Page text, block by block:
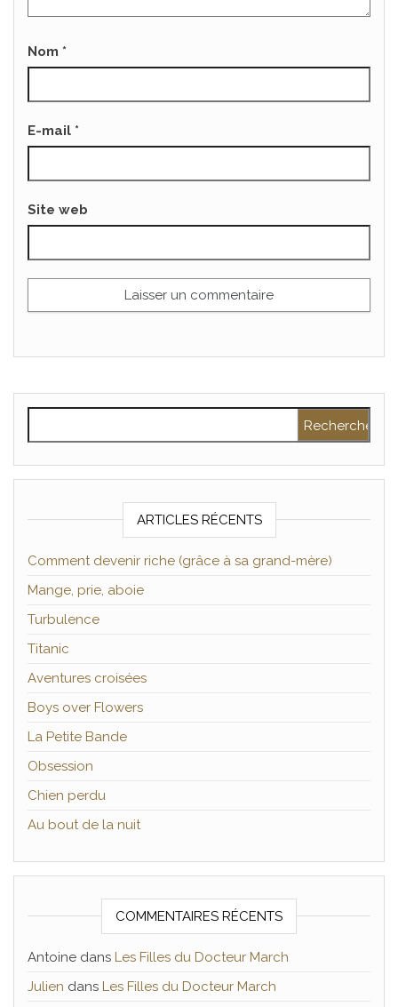
Nom *
E-mail *
Site web
ARTICLES RÉCENTS
Comment devenir riche (grâce à sa grand-mère)
Mange, prie, aboie
Turbulence
Titanic
Aventures croisées
Boys over Flowers
La Petite Bande
Obsession
Chien perdu
Au bout de la nuit
COMMENTAIRES RÉCENTS
Antoine dans Les Filles du Docteur March
Julien dans Les Filles du Docteur March